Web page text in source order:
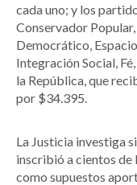
cada uno; y los
Conservador
Democrático,
Integración Social,
la República, que
por $34.395.
La Justicia investiga
inscribió a cientos de
como supuestos